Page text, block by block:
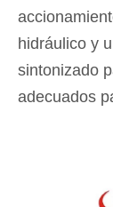
hidráulico y
sintonizado
adecuados